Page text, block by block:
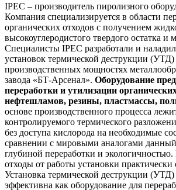
IPEC – производитель пиролизного
Компания специализируется в области
органических отходов с получением
высокоуглеродистого твердого остатка и
Специалисты IPEC разработали и
установок термической деструкции (УТД)
производственных мощностях
завода «БТ-Арсенал». Оборудование
переработки и утилизации
нефтешламов, резины, пластмассы,
основе производственного процесса
контролируемого термического
без доступа кислорода на необходимые
сравнении с мировыми аналогами данный
глубиной переработки и
отходы от работы установки практически
Установка термической деструкции
эффективна как оборудование для